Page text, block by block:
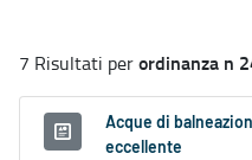
7 Risultati perordinanza n
Acque di
eccellente